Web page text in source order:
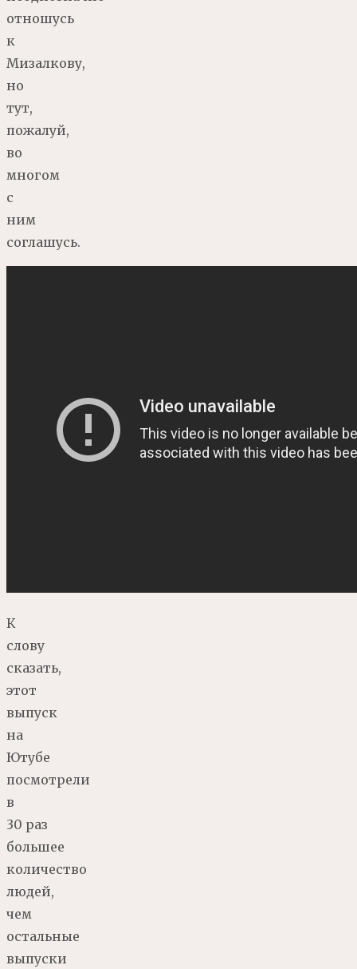
отношусь
к
Мизалкову,
но
тут,
пожалуй,
во
многом
с
ним
соглашусь.
К
слову
сказать,
этот
выпуск
на
Ютубе
посмотрели
в
30 раз
большее
количество
людей,
чем
остальные
выпуски